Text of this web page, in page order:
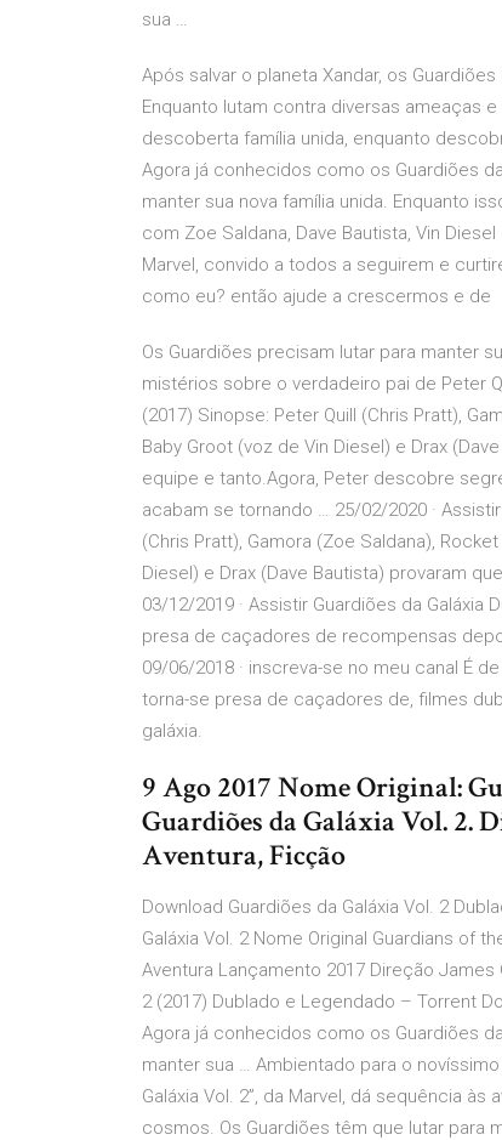
sua …
Após salvar o planeta Xandar, os
Enquanto lutam contra diversas ameaças
descoberta família unida, enquanto
Agora já conhecidos como os Guardiões
manter sua nova família unida. Enquanto
com Zoe Saldana, Dave Bautista, Vin
Marvel, convido a todos a seguirem e
como eu? então ajude a crescermos e de
Os Guardiões precisam lutar para manter
mistérios sobre o verdadeiro pai de Peter
(2017) Sinopse: Peter Quill (Chris Pratt),
Baby Groot (voz de Vin Diesel) e Drax
equipe e tanto.Agora, Peter descobre
acabam se tornando … 25/02/2020 ·
(Chris Pratt), Gamora (Zoe Saldana),
Diesel) e Drax (Dave Bautista) provaram
03/12/2019 · Assistir Guardiões da Galáxia
presa de caçadores de recompensas
09/06/2018 · inscreva-se no meu canal É
torna-se presa de caçadores de, filmes
galáxia.
9 Ago 2017 Nome Original:
Guardiões da Galáxia Vol. 2.
Aventura, Ficção
Download Guardiões da Galáxia Vol. 2
Galáxia Vol. 2 Nome Original Guardians of
Aventura Lançamento 2017 Direção James
2 (2017) Dublado e Legendado – Torrent
Agora já conhecidos como os Guardiões
manter sua … Ambientado para o
Galáxia Vol. 2”, da Marvel, dá sequência
cosmos. Os Guardiões têm que lutar para